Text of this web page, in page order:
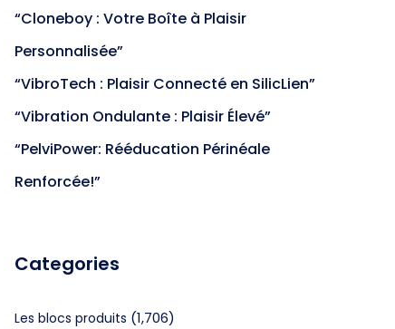
“Cloneboy : Votre Boîte à Plaisir
Personnalisée”
“VibroTech : Plaisir Connecté en SilicLien”
“Vibration Ondulante : Plaisir Élevé”
“PelviPower: Rééducation Périnéale
Renforcée!”
Categories
Les blocs produits (1,706)